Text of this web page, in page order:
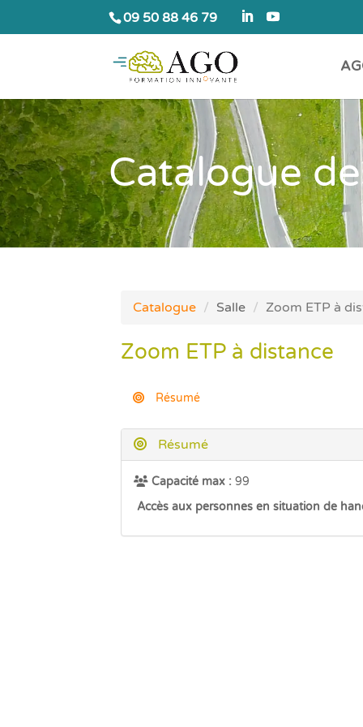
09 50 88 46 79
Catalogue
Catalogue Salle Zoom ETP à
Zoom ETP à distance
Résumé
Résumé
Capacité max :99
Accès aux personnes en situation de